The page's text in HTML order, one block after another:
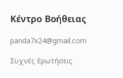
Κέντρο Βοήθειας
panda7x24@gmail.com
Συχνές Ερωτήσεις